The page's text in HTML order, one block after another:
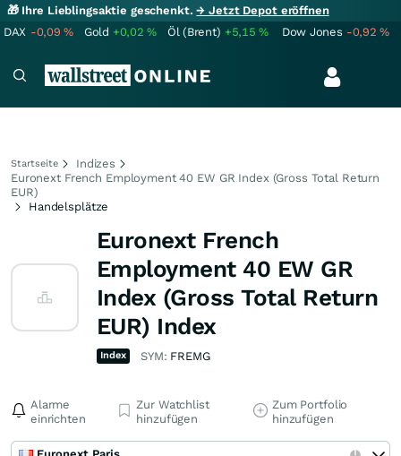
🎁 Ihre Lieblingsaktie geschenkt.→ Jetzt Depot eröffnen
DAX -0,09% Gold +0,02% Öl (Brent) +5,15% Dow Jones -0,92%
Startseite
Indizes
Euronext French Employment 40 EW GR Index (Gross Total Return
EUR)
Handelsplätze
Euronext French
Employment 40 EW GR
Index (Gross Total Return
EUR) Index
Index SYM: FREMG
Alarme
einrichten
Zur Watchlist
hinzufügen
Zum Portfolio
hinzufügen